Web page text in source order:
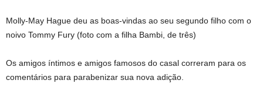
Molly-May Hague deu as boas-vindas ao seu segundo filho com o
noivo Tommy Fury (foto com a filha Bambi, de três)
Os amigos íntimos e amigos famosos do casal correram para os
comentários para parabenizar sua nova adição.